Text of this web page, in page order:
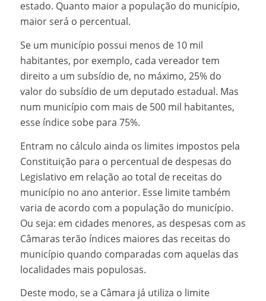
estado. Quanto maior a população do município,
maior será o percentual.
Se um município possui menos de 10 mil
habitantes, por exemplo, cada vereador tem
direito a um subsídio de, no máximo, 25% do
valor do subsídio de um deputado estadual. Mas
num município com mais de 500 mil habitantes,
esse índice sobe para 75%.
Entram no cálculo ainda os limites impostos pela
Constituição para o percentual de despesas do
Legislativo em relação ao total de receitas do
município no ano anterior. Esse limite também
varia de acordo com a população do município.
Ou seja: em cidades menores, as despesas com as
Câmaras terão índices maiores das receitas do
município quando comparadas com aquelas das
localidades mais populosas.
Deste modo, se a Câmara já utiliza o limite